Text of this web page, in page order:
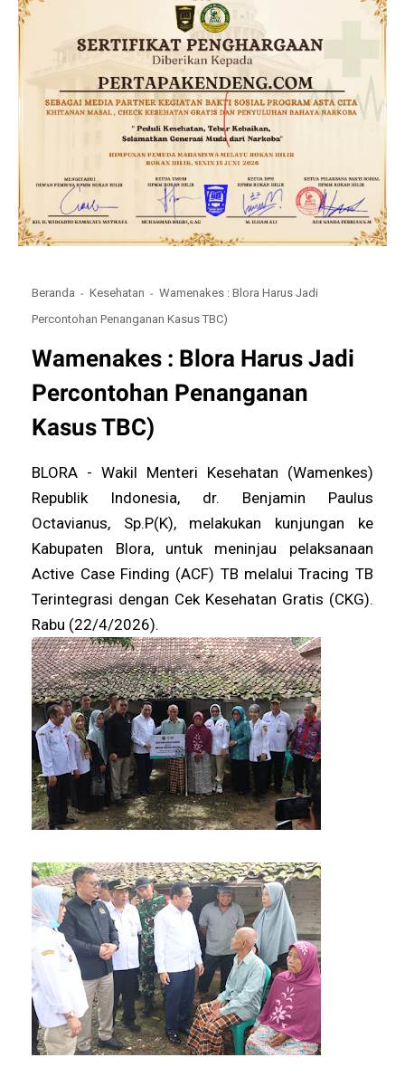
Beranda Kesehatan
Wamenakes : Blora Harus Jadi
Percontohan Penanganan Kasus TBC)
Wamenakes : Blora Harus Jadi
Percontohan Penanganan
Kasus TBC)
BLORA - Wakil Menteri Kesehatan (Wamenkes)
Republik Indonesia, dr. Benjamin Paulus
Octavianus, Sp.P(K), melakukan kunjungan ke
Kabupaten Blora, untuk meninjau pelaksanaan
Active Case Finding (ACF) TB melalui Tracing TB
Terintegrasi dengan Cek Kesehatan Gratis (CKG).
Rabu (22/4/2026).